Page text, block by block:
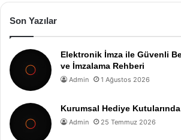
Son Yazılar
Elektronik İmza ile Güvenli
ve İmzalama Rehberi
Admin 1 Ağustos 2026
Kurumsal Hediye
Admin 25 Temmuz 2026